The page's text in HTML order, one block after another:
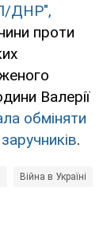
ДНР",
проти
Валерії
обміняти
.
Війна в Україні